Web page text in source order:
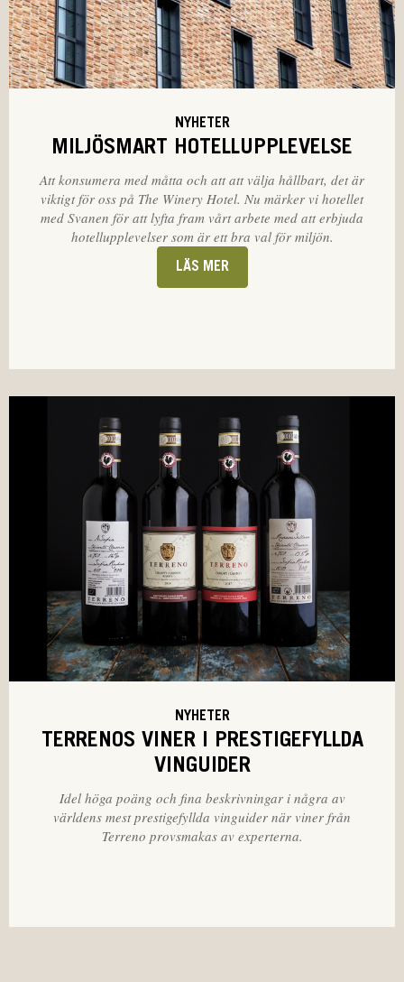
NYHETER
MILJÖSMART HOTELLUPPLEVELSE
Att konsumera med måtta och att att välja hållbart, det är
viktigt för oss på The Winery Hotel. Nu märker vi hotellet
med Svanen för att lyfta fram vårt arbete med att erbjuda
hotellupplevelser som är ett bra val för miljön.
LÄS MER
NYHETER
TERRENOS VINER I PRESTIGEFYLLDA
VINGUIDER
Idel höga poäng och fina beskrivningar i några av
världens mest prestigefyllda vinguider när viner från
Terreno provsmakas av experterna.